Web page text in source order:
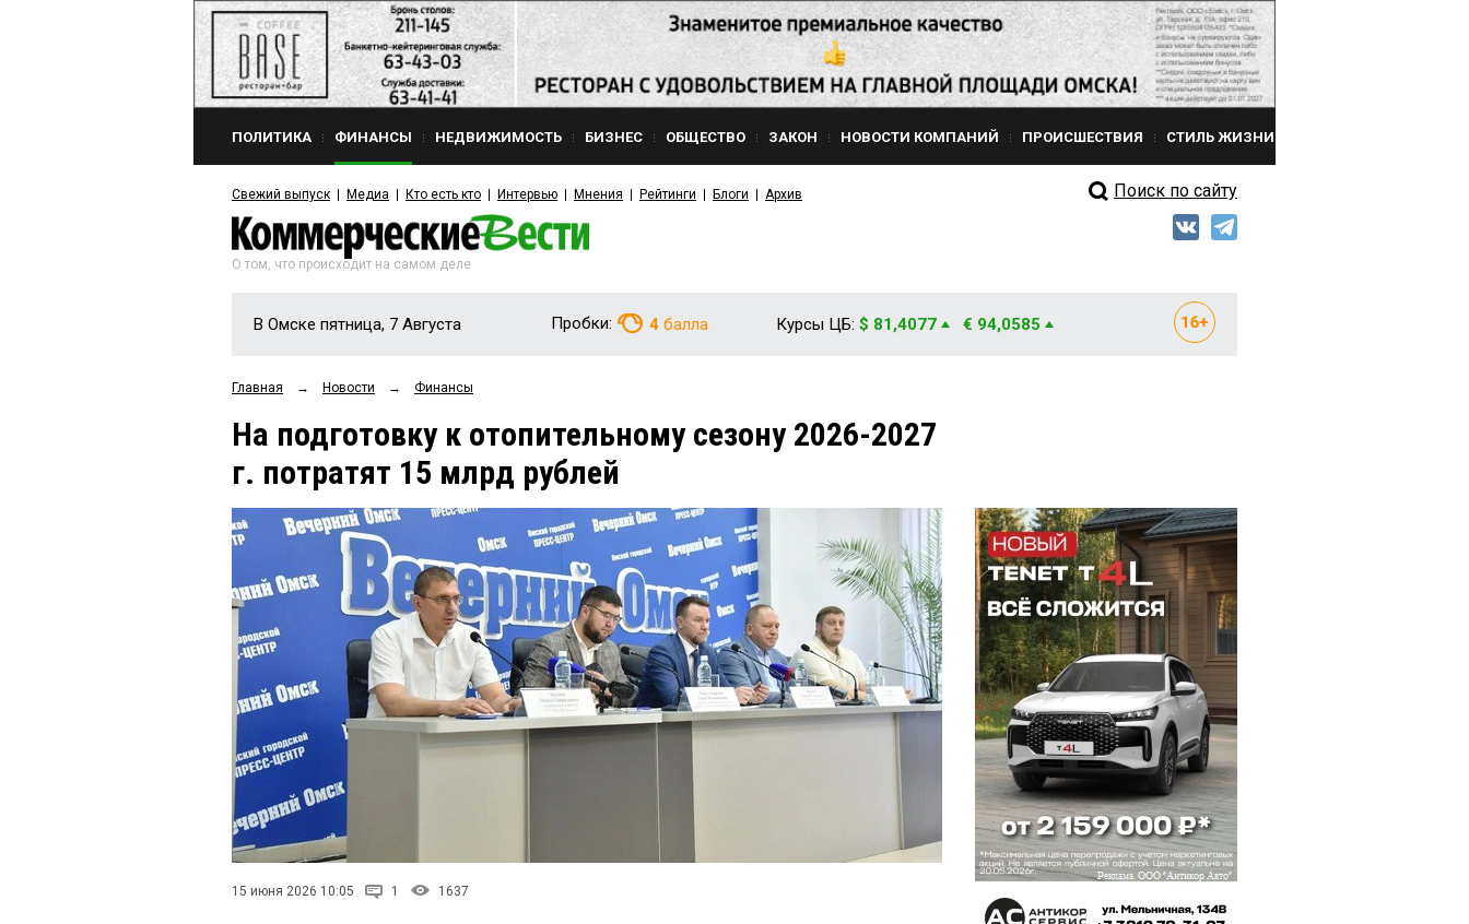
ПОЛИТИКА ФИНАНСЫ НЕДВИЖИМОСТЬ БИЗНЕС ОБЩЕСТВО ЗАКОН НОВОСТИ КОМПАНИЙ ПРОИСШЕСТВИЯ СТИЛЬ ЖИЗНИ
Свежий выпуск Медиа Кто есть кто Интервью Мнения Рейтинги Блоги Архив Поиск по сайту
О том, что происходит на самом деле
В Омске пятница, 7 Августа Пробки: 4 балла Курсы ЦБ: $ 81,4077 € 94,0585
Главная → Новости → Финансы
На подготовку к отопительному сезону 2026-2027
г. потратят 15 млрд рублей
15 июня 2026 10:05 1 1637